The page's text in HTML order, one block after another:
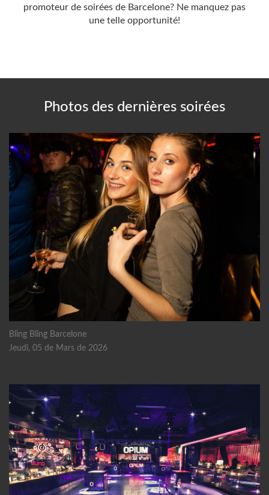
promoteur de soirées de Barcelone? Ne manquez pas
une telle opportunité!
Photos des dernières soirées
Bling Bling Barcelone
Jeudi, 05 de Mars de 2026